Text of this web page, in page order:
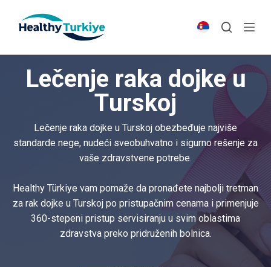
p
t
t
Lečenje raka dojke u
Turskoj
Lečenje raka dojke u Turskoj obezbeđuje najviše
standarde nege, nudeći sveobuhvatno i sigurno rešenje za
vaše zdravstvene potrebe.
Healthy Türkiye vam pomaže da pronađete najbolji tretman
za rak dojke u Turskoj po pristupačnim cenama i primenjuje
360-stepeni pristup servisiranju u svim oblastima
zdravstva preko pridruženih bolnica.